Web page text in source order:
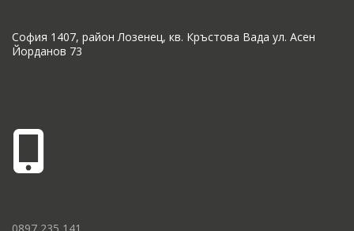
София 1407, район Лозенец, кв. Кръстова Вада ул. Асен
Йорданов 73